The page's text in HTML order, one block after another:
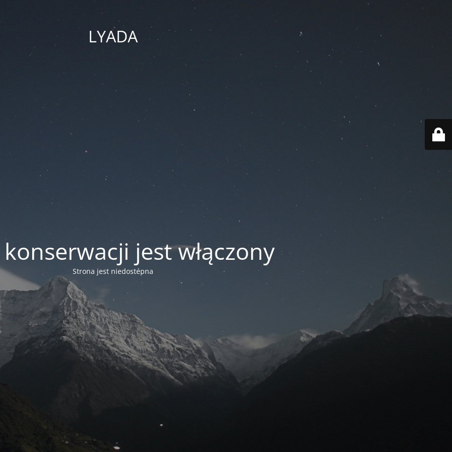
LYADA
jest włączony
Strona jest niedostépna